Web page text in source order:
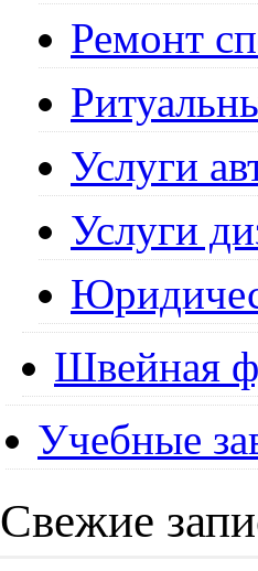
Ремонт
Услуги
Услуги
Швейная
Учебные
Свежие